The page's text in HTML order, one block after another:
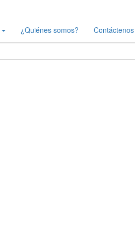
¿Quiénes somos? Contáctenos